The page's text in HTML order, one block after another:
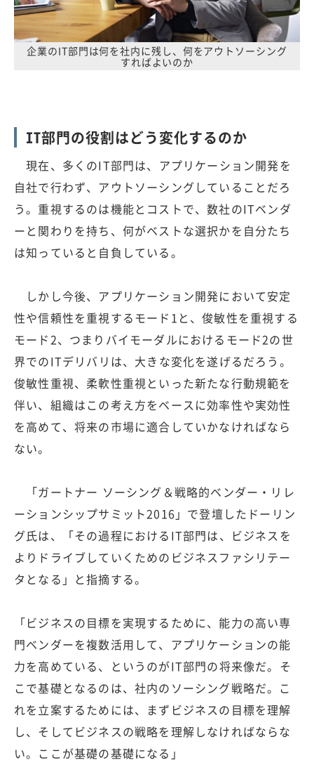
企業のIT部門は何を社内に残し、何をアウトソーシング
すればよいのか
IT部門の役割はどう変化するのか
現在、多くのIT部門は、アプリケーション開発を
自社で行わず、アウトソーシングしていることだろ
う。重視するのは機能とコストで、数社のITベンダ
ーと関わりを持ち、何がベストな選択かを自分たち
は知っていると自負している。
しかし今後、アプリケーション開発において安定
性や信頼性を重視するモード1と、俊敏性を重視する
モード2、つまりバイモーダルにおけるモード2の世
界でのITデリバリは、大きな変化を遂げるだろう。
俊敏性重視、柔軟性重視といった新たな行動規範を
伴い、組織はこの考え方をベースに効率性や実効性
を高めて、将来の市場に適合していかなければなら
ない。
「ガートナー ソーシング＆戦略的ベンダー・リレ
ーションシップサミット2016」で登壇したドーリン
グ氏は、「その過程におけるIT部門は、ビジネスを
よりドライブしていくためのビジネスファシリテー
タとなる」と指摘する。
「ビジネスの目標を実現するために、能力の高い専
門ベンダーを複数活用して、アプリケーションの能
力を高めている、というのがIT部門の将来像だ。そ
こで基礎となるのは、社内のソーシング戦略だ。こ
れを立案するためには、まずビジネスの目標を理解
し、そしてビジネスの戦略を理解しなければならな
い。ここが基礎の基礎になる」